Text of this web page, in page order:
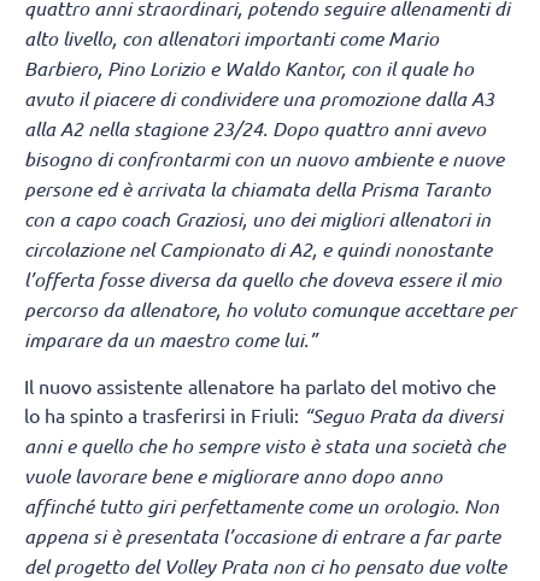
quattro anni straordinari, potendo seguire allenamenti di
alto livello, con allenatori importanti come Mario
Barbiero, Pino Lorizio e Waldo Kantor, con il quale ho
avuto il piacere di condividere una promozione dalla A3
alla A2 nella stagione 23/24. Dopo quattro anni avevo
bisogno di confrontarmi con un nuovo ambiente e nuove
persone ed è arrivata la chiamata della Prisma Taranto
con a capo coach Graziosi, uno dei migliori allenatori in
circolazione nel Campionato di A2, e quindi nonostante
l’offerta fosse diversa da quello che doveva essere il mio
percorso da allenatore, ho voluto comunque accettare per
imparare da un maestro come lui.”
Il nuovo assistente allenatore ha parlato del motivo che
lo ha spinto a trasferirsi in Friuli: “Seguo Prata da diversi
anni e quello che ho sempre visto è stata una società che
vuole lavorare bene e migliorare anno dopo anno
affinché tutto giri perfettamente come un orologio. Non
appena si è presentata l’occasione di entrare a far parte
del progetto del Volley Prata non ci ho pensato due volte